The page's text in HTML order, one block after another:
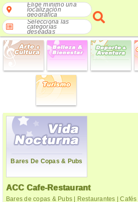
Elige mínimo una
localización
geográfica
Selecciona las
categorías
deseadas
Bares De Copas & Pubs
ACC Cafe-Restaurant
Bares de copas & Pubs | Restaurantes |